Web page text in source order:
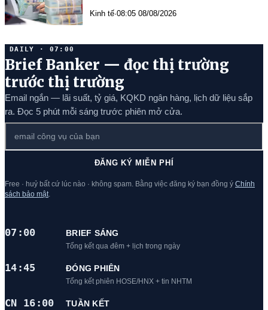
nhà nước, doanh nghiệp có vốn
Kinh tế·08:05 08/08/2026
DAILY · 07:00
Brief Banker — đọc thị trường
trước thị trường
Email ngắn — lãi suất, tỷ giá, KQKD ngân hàng, lịch dữ liệu sắp
ra. Đọc 5 phút mỗi sáng trước phiên mở cửa.
ĐĂNG KÝ MIỄN PHÍ
Free · huỷ bất cứ lúc nào · không spam. Bằng việc đăng ký bạn đồng ý Chính
sách bảo mật.
07:00 BRIEF SÁNG
Tổng kết qua đêm + lịch trong ngày
14:45 ĐÓNG PHIÊN
Tổng kết phiên HOSE/HNX + tin NHTM
CN 16:00 TUẦN KẾT